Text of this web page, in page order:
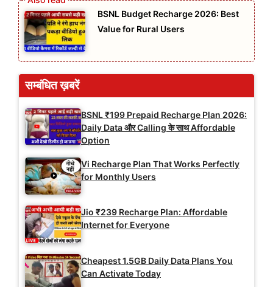
BSNL Budget Recharge 2026: Best
Value for Rural Users
सम्बंधित ख़बरें
BSNL ₹199 Prepaid Recharge Plan 2026:
Daily Data और Calling के साथ Affordable
Option
Vi Recharge Plan That Works Perfectly
for Monthly Users
Jio ₹239 Recharge Plan: Affordable
Internet for Everyone
Cheapest 1.5GB Daily Data Plans You
Can Activate Today